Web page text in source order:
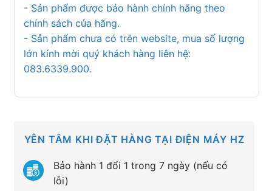
- Sản phẩm được bảo hành chính hãng theo
chính sách của hãng.
- Sản phẩm chưa có trên website, mua số lượng
lớn kính mời quý khách hàng liên hệ:
083.6339.900.
YÊN TÂM KHI ĐẶT HÀNG TẠI ĐIỆN MÁY HZ
Bảo hành 1 đổi 1 trong 7 ngày (nếu có
lỗi)